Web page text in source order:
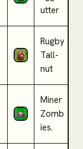
utter
Rugby
Tall-
nut
Miner
Zomb
ies.